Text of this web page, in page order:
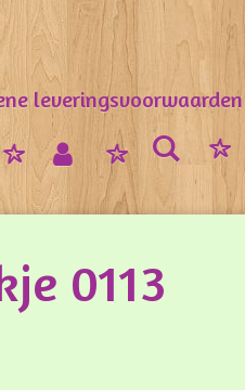
leveringsvoorwaarden
0113